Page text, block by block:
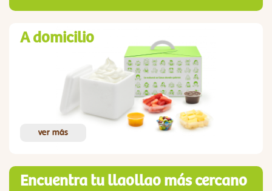
A domicilio
ver más
Encuentra tu llaollao más cercano